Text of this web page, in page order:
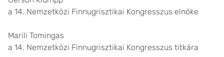
a 14. Nemzetközi Finnugrisztikai Kongresszus elnöke
Marili Tomingas
a 14. Nemzetközi Finnugrisztikai Kongresszus titkára